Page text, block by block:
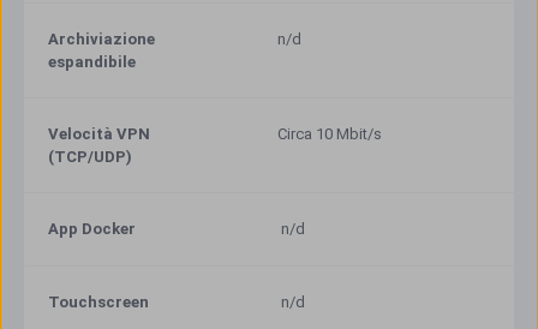
Archiviazione
espandibile
n/d
Velocità VPN
(TCP/UDP)
Circa 10 Mbit/s
App Docker n/d
Touchscreen n/d